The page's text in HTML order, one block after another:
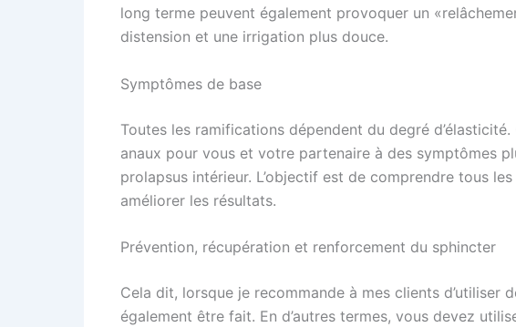
long terme peuvent également provoquer un
distension et une irrigation plus douce.
Symptômes de base
Toutes les ramifications dépendent du degré
anaux pour vous et votre partenaire à des symptômes
prolapsus intérieur. L’objectif est de comprendre tous
améliorer les résultats.
Prévention, récupération et renforcement du sphincter
Cela dit, lorsque je recommande à mes clients d’utiliser
également être fait. En d’autres termes, vous devez